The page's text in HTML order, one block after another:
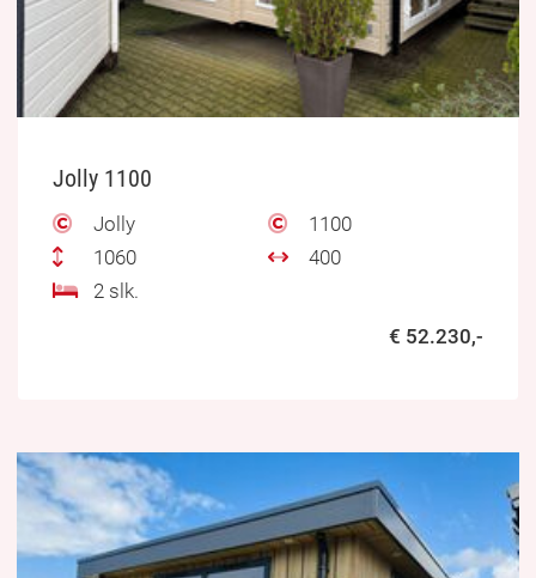
Jolly 1100
Jolly
1100
1060
400
2 slk.
€ 52.230,-